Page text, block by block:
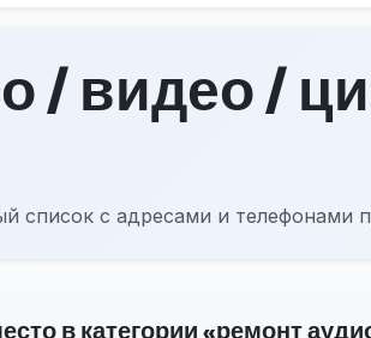
/ видео /
список с адресами и телефонами
в категории «ремонт